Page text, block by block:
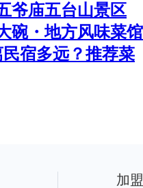
爷庙五台山景区
碗・地方风味菜馆
民宿多远？推荐菜
加